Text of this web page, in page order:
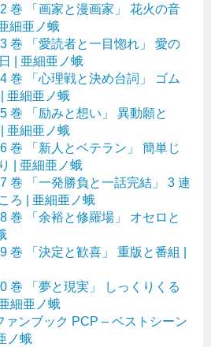
巻 「画家と漫画家」 花火の音
細亜ノ蛾
巻 「愛読者と一目惚れ」 愛の
| 亜細亜ノ蛾
巻 「心理戦と決め台詞」 ゴム
亜細亜ノ蛾
巻 「励みと想い」 異動願と
| 亜細亜ノ蛾
巻 「新人とベテラン」 簡単じ
| 亜細亜ノ蛾
巻 「一発勝負と一話完結」 3 連
ろ | 亜細亜ノ蛾
巻 「余裕と修羅場」 オセロと
巻 「決定と歓喜」 重版と番組 |
巻 「夢と現実」 しっくりくる
細亜ノ蛾
ァンブック PCP – ベストシーン
ノ蛾